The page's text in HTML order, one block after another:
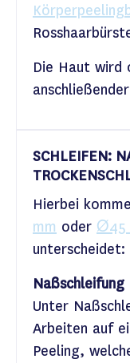
Die Haut wird
SCHLEIFEN:
Hierbei
mm oder Ø45
unterscheidet:
Naßschleifung
Unter
Arbeiten auf
Peeling,